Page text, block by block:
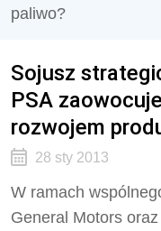
paliwo?
Sojusz
PSA
rozwojem
28 sty 2013
W ramach
General Motors